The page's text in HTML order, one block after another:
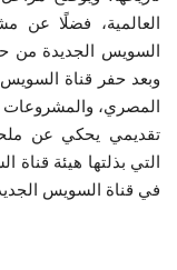
العالمية، فضلًا
السويس الجديدة من
وبعد حفر قناة السويس
المصري،
تقديمي يحكي عن
التي بذلتها هيئة
في قناة السويس